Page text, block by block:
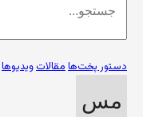
دستور پخت‌هامقالاتویدیوها